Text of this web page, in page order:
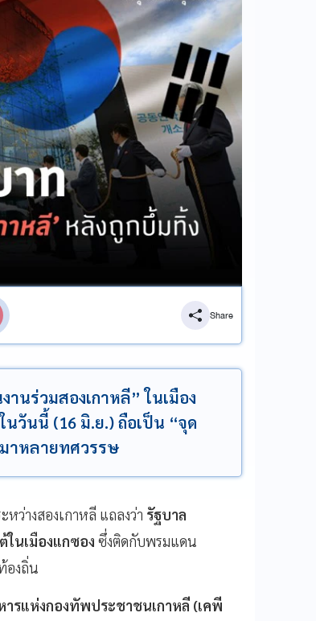
Share
นร่วมสองเกาหลี” ในเมือง
นวันนี้ (16 มิ.ย.) ถือเป็น “จุด
าหลายทศวรรษ
ว่างสองเกาหลี แถลงว่า รัฐบาล
ในเมืองแกซอง ซึ่งติดกับพรมแดน
องถิ่น
รแห่งกองทัพประชาชนเกาหลี (เคพี